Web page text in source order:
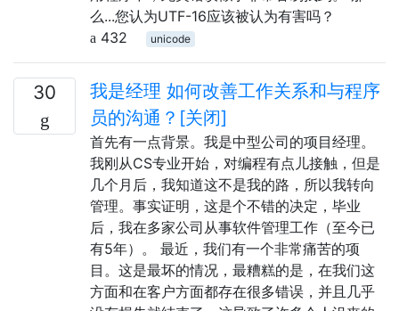
么...您认为UTF-16应该被认为有害吗？
432
unicode
30
我是经理 如何改善工作关系和与程序
员的沟通？[关闭]
首先有一点背景。我是中型公司的项目经理。
我刚从CS专业开始，对编程有点儿接触，但是
几个月后，我知道这不是我的路，所以我转向
管理。事实证明，这是个不错的决定，毕业
后，我在多家公司从事软件管理工作（至今已
有5年）。 最近，我们有一个非常痛苦的项
目。这是最坏的情况，最糟糕的是，在我们这
方面和在客户方面都存在很多错误，并且几乎